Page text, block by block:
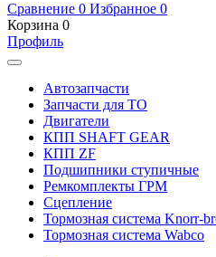
Сравнение 0 Избранное 0
Корзина 0
Профиль
Автозапчасти
Запчасти для ТО
Двигатели
КПП SHAFT GEAR
КПП ZF
Подшипники ступичные
Ремкомплекты ГРМ
Сцепление
Тормозная система Knorr-
Тормозная система Wabco